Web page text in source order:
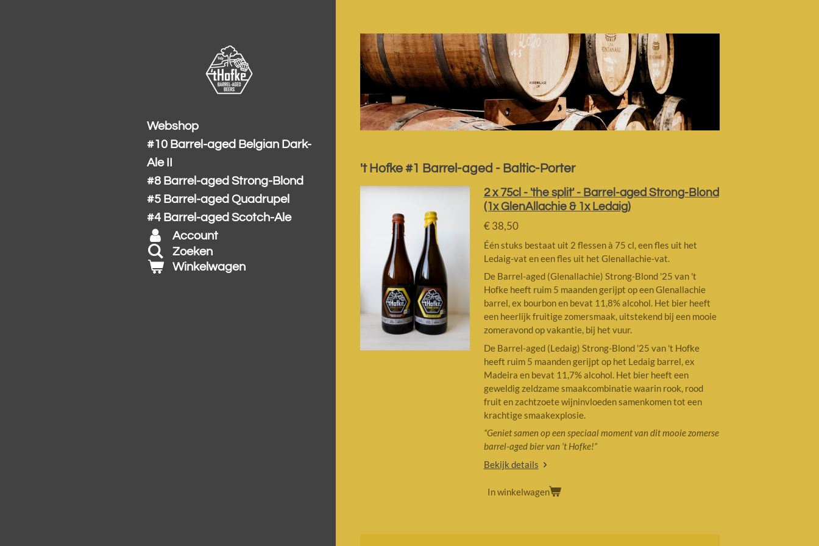
't Hofke #1 Barrel-aged - Baltic-Porter
2 x 75cl - 'the split' - Barrel-aged Strong-Blond
(1x GlenAllachie & 1x Ledaig)
€ 38,50
Één stuks bestaat uit 2 flessen à 75 cl, een fles uit het
Ledaig-vat en een fles uit het Glenallachie-vat.
De Barrel-aged (Glenallachie) Strong-Blond '25 van 't
Hofke heeft ruim 5 maanden gerijpt op een Glenallachie
barrel, ex bourbon en bevat 11,8% alcohol. Het bier heeft
een heerlijk fruitige zomersmaak, uitstekend bij een mooie
zomeravond op vakantie, bij het vuur.
De Barrel-aged (Ledaig) Strong-Blond '25 van 't Hofke
heeft ruim 5 maanden gerijpt op het Ledaig barrel, ex
Madeira en bevat 11,7% alcohol. Het bier heeft een
geweldig zeldzame smaakcombinatie waarin rook, rood
fruit en zachtzoete wijninvloeden samenkomen tot een
krachtige smaakexplosie.
“Geniet samen op een speciaal momentvan dit mooie zomerse
barrel-aged biervan ’t Hofke!”
Bekijk details
In winkelwagen
Webshop
#10 Barrel-aged Belgian Dark-
Ale II
#8 Barrel-aged Strong-Blond
#5 Barrel-aged Quadrupel
#4 Barrel-aged Scotch-Ale
Account
Zoeken
Winkelwagen